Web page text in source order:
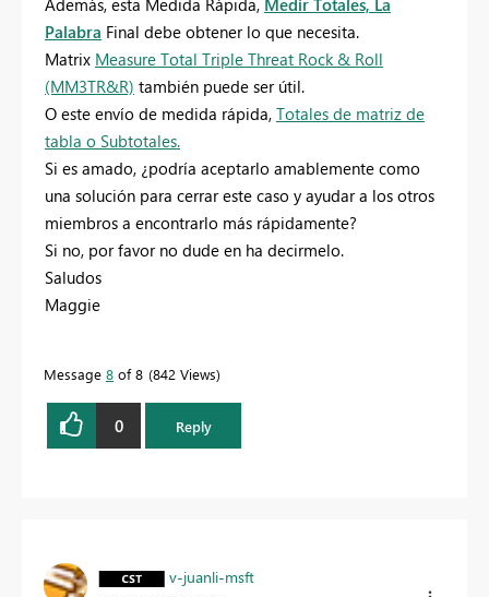
Además, esta Medida Rápida, Medir Totales, La
Palabra Final debe obtener lo que necesita.
Matrix Measure Total Triple Threat Rock & Roll
(MM3TR&R) también puede ser útil.
O este envío de medida rápida, Totales de matriz de
tabla o Subtotales.
Si es amado, ¿podría aceptarlo amablemente como
una solución para cerrar este caso y ayudar a los otros
miembros a encontrarlo más rápidamente?
Si no, por favor no dude en ha decirmelo.
Saludos
Maggie
Message 8 of 8 842 Views
0 Reply
v-juanli-msft